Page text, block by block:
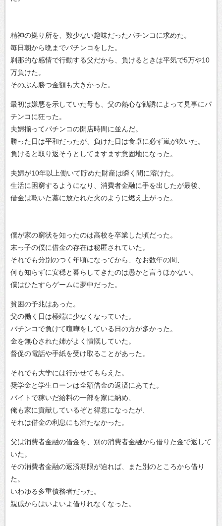
精神の拠り所を、数少ない趣味だったパチンコに求めた。
毎日朝から晩までパチンコをした。
刹那的な感情で行動する父だから、負けるときは平気で5万や10
万負けた。
そのぶん勝つ金額も大きかった。
最初は嫌悪を示していた母も、父の熱心な勧誘によって見事にパ
チンコに狂った。
夫婦揃ってパチンコの開店時間に並んだ。
勝った日は平和だったが、負けた日は食卓に必ず嵐が吹いた。
負けると取り返そうとしてますます意固地になった。
夫婦が10年以上働いて貯めた財産は瞬く間に溶けた。
生活に困窮するようになり、消費者金融に手を出したが最後、
借金は乾いた藁に放たれた火のように燃え上がった。
僕が家の窮状を知ったのは高校を卒業した頃だった。
末っ子の僕に借金の存在は秘匿されていた。
それでも分別のつく年頃になってから、なお数年の間、
何も知らずに安穏と暮らしてきたのは愚かと言うほかない。
僕はひたすらゲームに夢中だった。
貧困の予兆はあった。
父の働く日は極端に少なくなっていた。
パチンコで負けて喧嘩をしている日の方が多かった。
金を無心された姉がよく憤慨していた。
督促の電話や手紙を受け取ることがあった。
それでも大学には行かせてもらえた。
奨学金と学生ローンは全額借金の返済にあてた。
バイトで稼いだ給料の一部を家に納め、
俺も家に貢献しているぞと得意になったが、
それは借金の利息にも満たなかった。
父は消費者金融の借金を、別の消費者金融から借りた金で返して
いた。
その消費者金融の返済期限が迫れば、また別のところから借り
た。
いわゆる多重債務者だった。
親戚からはいよいよ借りれなくなった。